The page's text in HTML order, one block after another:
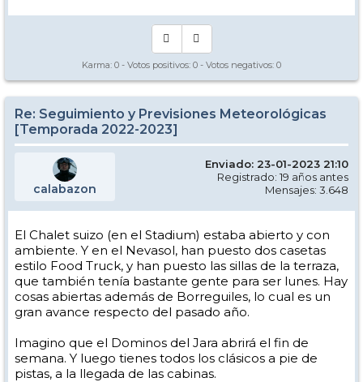
Karma: 0 - Votos positivos: 0 - Votos negativos: 0
Re: Seguimiento y Previsiones Meteorológicas
[Temporada 2022-2023]
calabazon
Enviado: 23-01-2023 21:10
Registrado: 19 años antes
Mensajes: 3.648
El Chalet suizo (en el Stadium) estaba abierto y con
ambiente. Y en el Nevasol, han puesto dos casetas
estilo Food Truck, y han puesto las sillas de la terraza,
que también tenía bastante gente para ser lunes. Hay
cosas abiertas además de Borreguiles, lo cual es un
gran avance respecto del pasado año.
Imagino que el Dominos del Jara abrirá el fin de
semana. Y luego tienes todos los clásicos a pie de
pistas, a la llegada de las cabinas.